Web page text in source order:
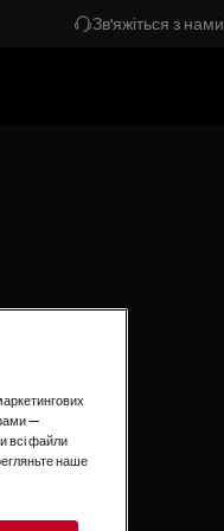
Зв'яжіться з нами
—
всі файли
наше